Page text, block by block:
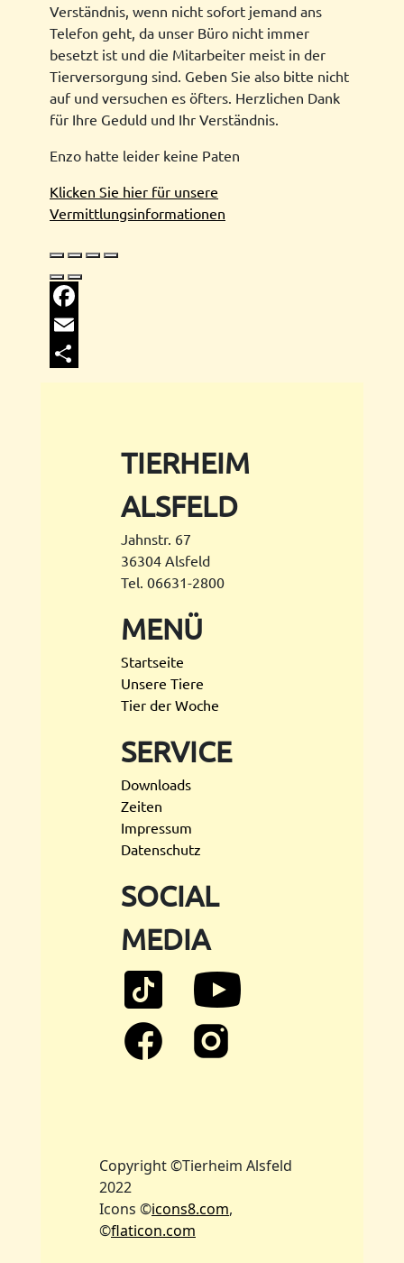
Verständnis, wenn nicht sofort jemand ans
Telefon geht, da unser Büro nicht immer
besetzt ist und die Mitarbeiter meist in der
Tierversorgung sind. Geben Sie also bitte nicht
auf und versuchen es öfters. Herzlichen Dank
für Ihre Geduld und Ihr Verständnis.
Enzo hatte leider keine Paten
Klicken Sie hier für unsere
Vermittlungsinformationen
Facebook
Email
TIERHEIM
ALSFELD
Jahnstr. 67
36304 Alsfeld
Tel. 06631-2800
MENÜ
Startseite
Unsere Tiere
Tier der Woche
SERVICE
Downloads
Zeiten
Impressum
Datenschutz
SOCIAL
MEDIA
Copyright ©Tierheim Alsfeld
2022
Icons ©icons8.com,
©flaticon.com